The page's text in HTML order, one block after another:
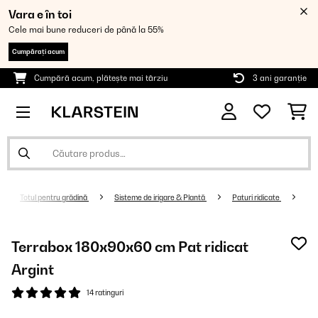
Vara e în toi
Cele mai bune reduceri de până la 55%
Cumpărați acum
Cumpără acum, plătește mai târziu 3 ani garanție
Totul pentru grădină Sisteme de irigare & Plantă Paturi ridicate
Terrabox 180x90x60 cm Pat ridicat
Argint
14 ratinguri